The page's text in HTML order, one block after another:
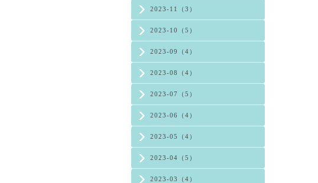
2023-11（3）
2023-10（5）
2023-09（4）
2023-08（4）
2023-07（5）
2023-06（4）
2023-05（4）
2023-04（5）
2023-03（4）